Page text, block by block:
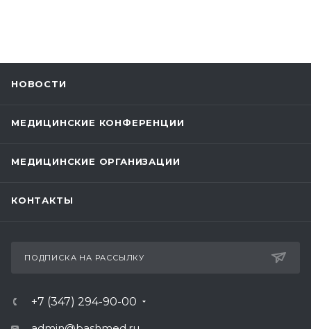
НОВОСТИ
МЕДИЦИНСКИЕ КОНФЕРЕНЦИИ
МЕДИЦИНСКИЕ ОРГАНИЗАЦИИ
КОНТАКТЫ
ПОДПИСКА НА РАССЫЛКУ
+7 (347) 294-90-00